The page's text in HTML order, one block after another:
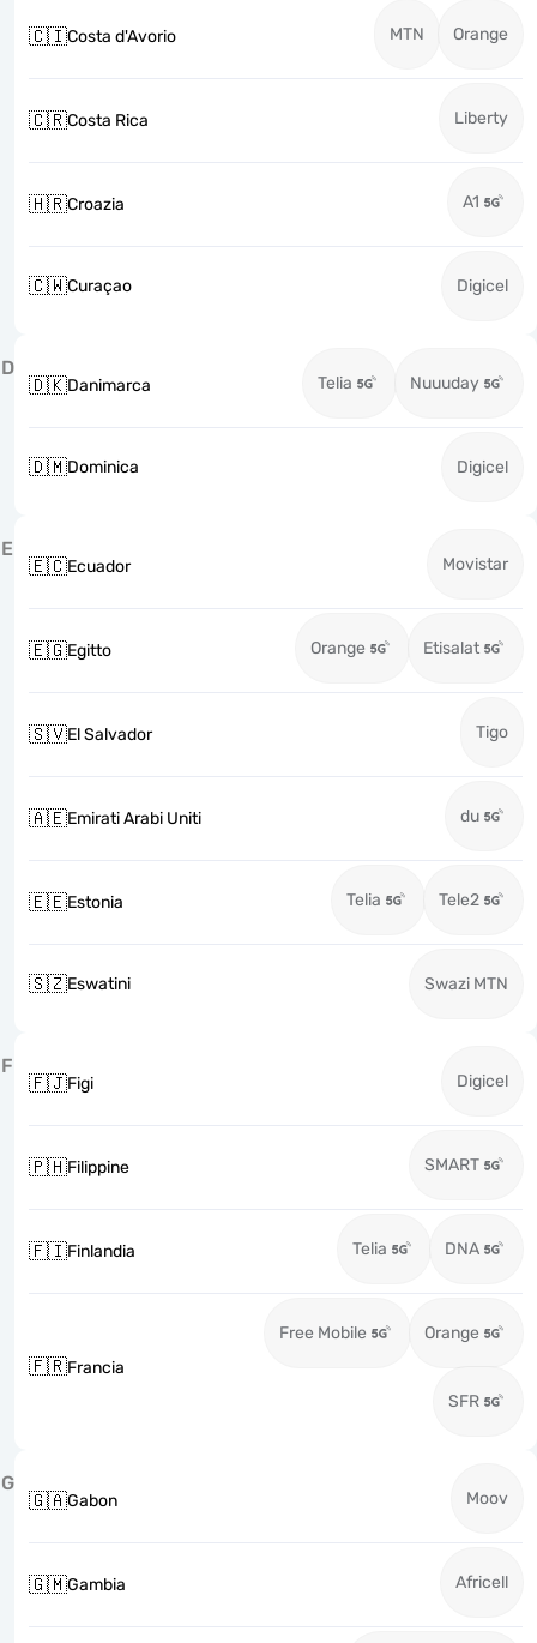
🇨🇮Costa d'Avorio MTN Orange
🇨🇷Costa Rica Liberty
🇭🇷Croazia A1
🇨🇼Curaçao Digicel
D
🇩🇰Danimarca Telia Nuuuday
🇩🇲Dominica Digicel
E
🇪🇨Ecuador Movistar
🇪🇬Egitto Orange Etisalat
🇸🇻El Salvador Tigo
🇦🇪Emirati Arabi Uniti du
🇪🇪Estonia Telia Tele2
🇸🇿Eswatini Swazi MTN
F
🇫🇯Figi Digicel
🇵🇭Filippine SMART
🇫🇮Finlandia Telia DNA
🇫🇷Francia
Free Mobile Orange
SFR
G
🇬🇦Gabon Moov
🇬🇲Gambia Africell